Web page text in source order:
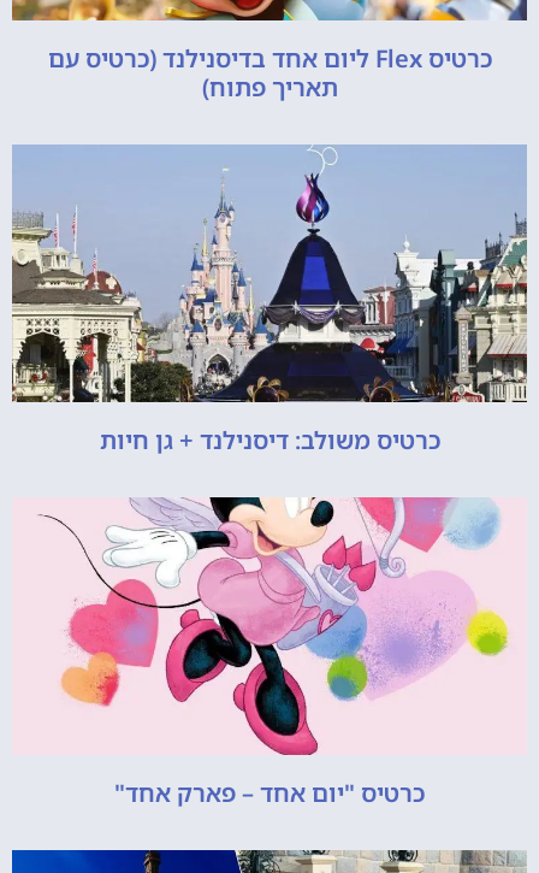
כרטיס Flex ליום אחד בדיסנילנד (כרטיס עם
תאריך פתוח)
כרטיס משולב: דיסנילנד + גן חיות
כרטיס "יום אחד – פארק אחד"